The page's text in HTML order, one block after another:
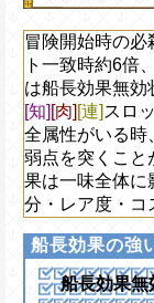
冒険開始時の
ト一致時約6倍
は船長効果無効
[知] [肉] [連] スロ
全属性がいる時
弱点を突くこと
果は一味全体に
分・レア度・コ
船長効果無